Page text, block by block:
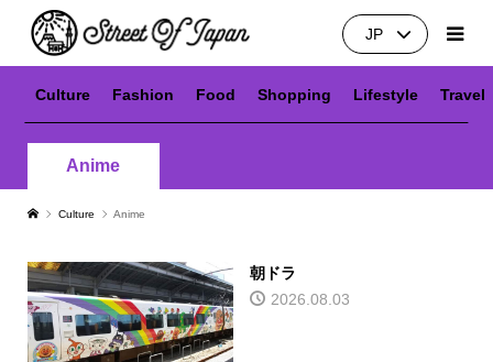
JP
Culture Fashion Food Shopping Lifestyle Travel
Anime
Culture Anime
朝ドラ
2026.08.03